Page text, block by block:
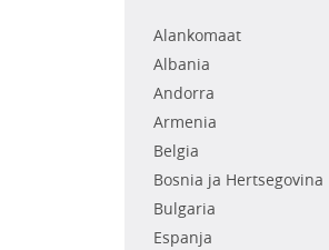
Alankomaat
Albania
Andorra
Armenia
Belgia
Bosnia ja Hertsegovina
Bulgaria
Espanja